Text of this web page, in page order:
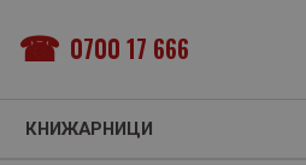
0700 17 666
КНИЖАРНИЦИ